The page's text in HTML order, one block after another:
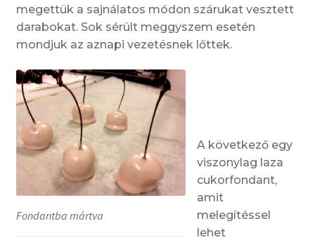
megettük a sajnálatos módon szárukat vesztett
darabokat. Sok sérült meggyszem esetén
mondjuk az aznapi vezetésnek lőttek.
Fondantba mártva
A következő egy
viszonylag laza
cukorfondant,
amit
melegítéssel
lehet